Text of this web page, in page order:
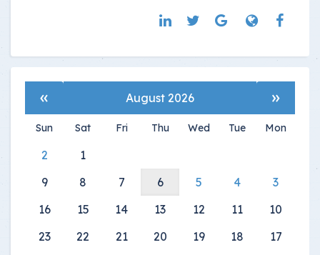
«
August 2026
»
Mon
Tue
Wed
Thu
Fri
Sat
Sun
1
2
3
4
5
6
7
8
9
10
11
12
13
14
15
16
17
18
19
20
21
22
23